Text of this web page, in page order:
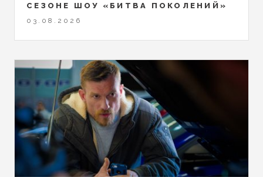
СЕЗОНЕ ШОУ «БИТВА ПОКОЛЕНИЙ»
03.08.2026